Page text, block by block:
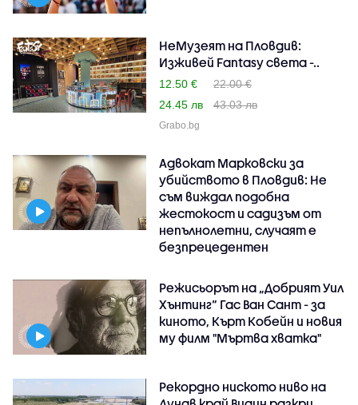
НеМузеят на Пловдив:
Изживей Fantasy света -..
12.50 €
22.00 €
24.45 лв
43.03 лв
Grabo.bg
Адвокат Марковски за
убийството в Пловдив: Не
съм виждал подобна
жестокост и садизъм от
непълнолетни, случаят е
безпрецедентен
Режисьорът на „Добрият Уил
Хънтинг“ Гас Ван Сант - за
киното, Кърт Кобейн и новия
му филм "Мъртва хватка"
Рекордно ниското ниво на